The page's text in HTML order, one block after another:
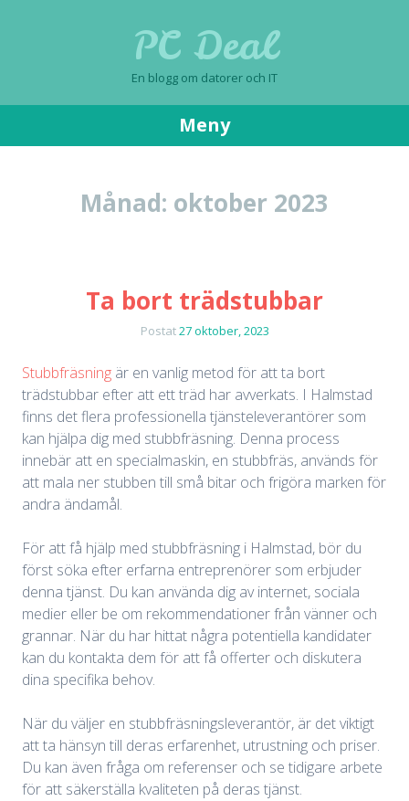
PC Deal
En blogg om datorer och IT
Meny
Månad: oktober 2023
Ta bort trädstubbar
Postat27 oktober, 2023
Stubbfräsning är en vanlig metod för att ta bort
trädstubbar efter att ett träd har avverkats. I Halmstad
finns det flera professionella tjänsteleverantörer som
kan hjälpa dig med stubbfräsning. Denna process
innebär att en specialmaskin, en stubbfräs, används för
att mala ner stubben till små bitar och frigöra marken för
andra ändamål.
För att få hjälp med stubbfräsning i Halmstad, bör du
först söka efter erfarna entreprenörer som erbjuder
denna tjänst. Du kan använda dig av internet, sociala
medier eller be om rekommendationer från vänner och
grannar. När du har hittat några potentiella kandidater
kan du kontakta dem för att få offerter och diskutera
dina specifika behov.
När du väljer en stubbfräsningsleverantör, är det viktigt
att ta hänsyn till deras erfarenhet, utrustning och priser.
Du kan även fråga om referenser och se tidigare arbete
för att säkerställa kvaliteten på deras tjänst.